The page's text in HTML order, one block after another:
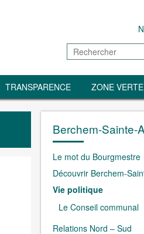
Rechercher
TRANSPARENCE ZONE VERTE
Berchem-Sainte-
Le mot du Bourgmestre
Découvrir Berchem-
Vie politique
Le Conseil communal
Relations Nord – Sud